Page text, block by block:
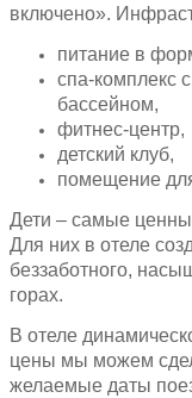
включено».
питание в
спа-комплекс
бассейном,
фитнес-центр,
детский клуб,
помещение
Дети – самые
Для них в отеле
беззаботного,
горах.
В отеле
цены мы можем
желаемые даты